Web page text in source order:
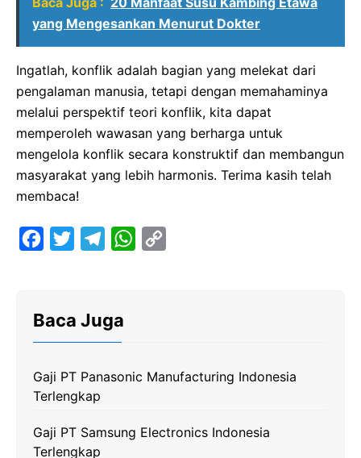
yang Mengesankan Menurut Dokter
Ingatlah, konflik adalah bagian yang melekat dari
pengalaman manusia, tetapi dengan memahaminya
melalui perspektif teori konflik, kita dapat
memperoleh wawasan yang berharga untuk
mengelola konflik secara konstruktif dan membangun
masyarakat yang lebih harmonis. Terima kasih telah
membaca!
o
g
a
W
p
n
Baca Juga
Gaji PT Panasonic Manufacturing Indonesia
Terlengkap
Gaji PT Samsung Electronics Indonesia
Terlengkap